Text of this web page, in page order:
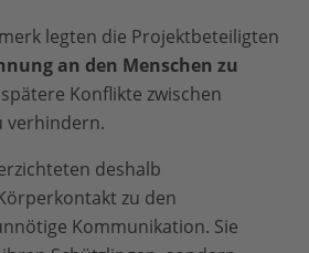
legten die Projektbeteiligten
an den Menschen zu
Konflikte zwischen
verhindern.
deshalb
zu den
Kommunikation. Sie